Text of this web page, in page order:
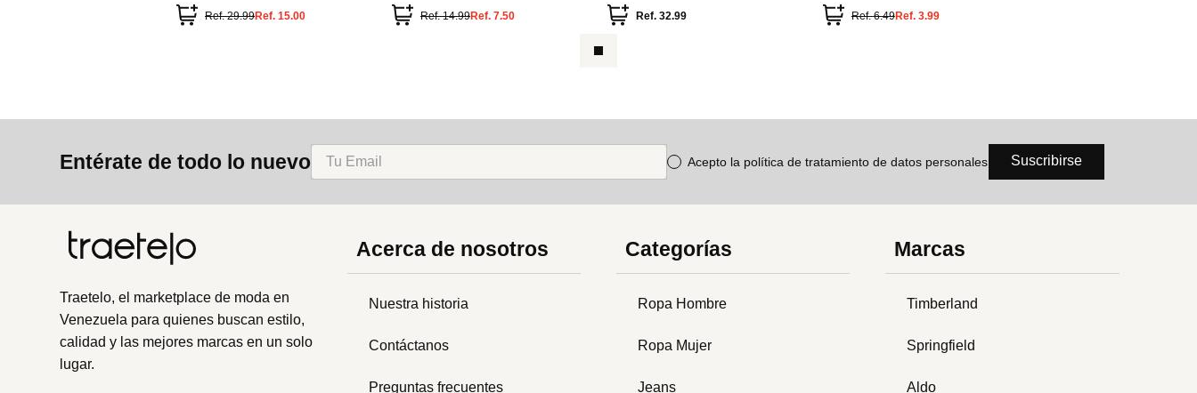
Ref.29.99Ref.15.00 Ref.14.99Ref. 7.50 Ref. 32.99 Ref.6.49Ref. 3.99
Entérate de todo lo nuevo Acepto la política de tratamiento de datos personales Suscribirse
Traetelo, el marketplace de moda en
Venezuela para quienes buscan estilo,
calidad y las mejores marcas en un solo
lugar.
Acerca de nosotros
Nuestra historia
Contáctanos
Preguntas frecuentes
Categorías
Ropa Hombre
Ropa Mujer
Jeans
Marcas
Timberland
Springfield
Aldo